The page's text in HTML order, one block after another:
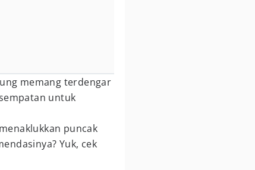
memang terdengar
untuk
puncak
Yuk, cek